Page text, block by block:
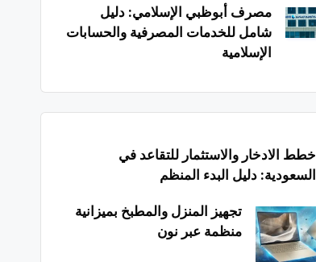
مصرف أبوظبي الإسلامي: دليل
شامل للخدمات المصرفية والحسابات
الإسلامية
خطط الادخار والاستثمار للتقاعد في
السعودية: دليل البدء المنظم
تجهيز المنزل والمطبخ بميزانية
منظمة عبر نون